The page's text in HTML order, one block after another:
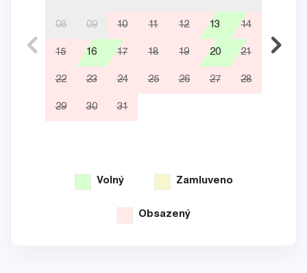
08 09 10 11 12 13 14
15 16 17 18 19 20 21
22 23 24 25 26 27 28
29 30 31
Volný Zamluveno
Obsazený